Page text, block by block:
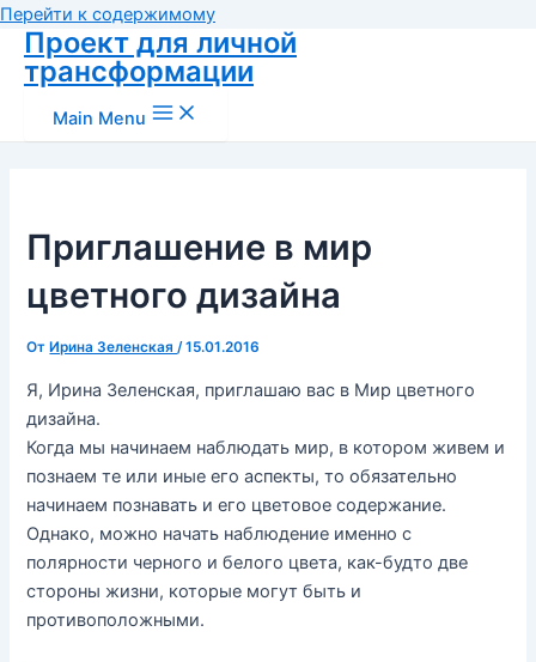
Перейти к содержимому
Проект для личной
трансформации
Main Menu
Приглашение в мир
цветного дизайна
От Ирина Зеленская/15.01.2016
Я, Ирина Зеленская, приглашаю вас в Мир цветного
дизайна.
Когда мы начинаем наблюдать мир, в котором живем и
познаем те или иные его аспекты, то обязательно
начинаем познавать и его цветовое содержание.
Однако, можно начать наблюдение именно с
полярности черного и белого цвета, как-будто две
стороны жизни, которые могут быть и
противоположными.